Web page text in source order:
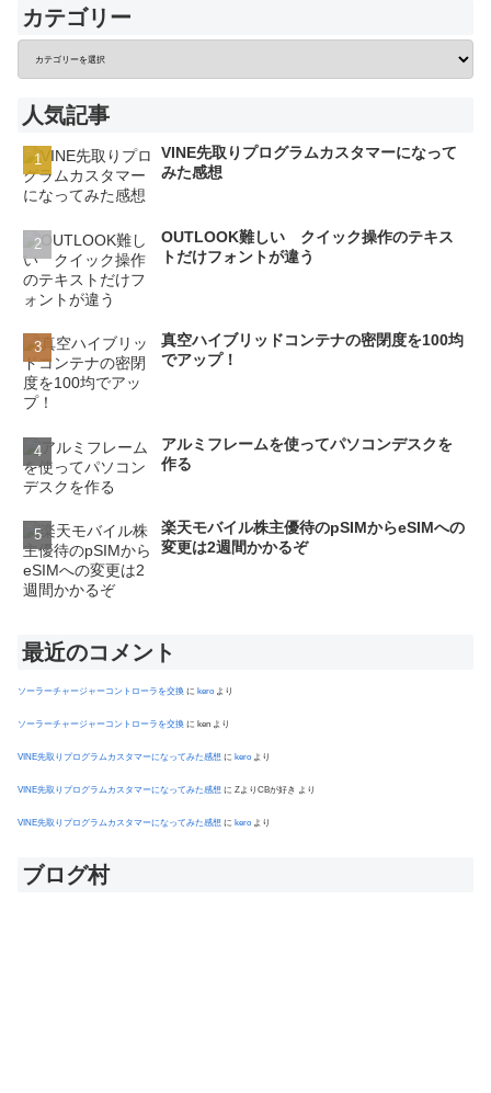
カテゴリー
人気記事
VINE先取りプログラムカスタマーになって
みた感想
OUTLOOK難しい クイック操作のテキス
トだけフォントが違う
真空ハイブリッドコンテナの密閉度を100均
でアップ！
アルミフレームを使ってパソコンデスクを
作る
楽天モバイル株主優待のpSIMからeSIMへの
変更は2週間かかるぞ
最近のコメント
ソーラーチャージャーコントローラを交換 に kero より
ソーラーチャージャーコントローラを交換 に ken より
VINE先取りプログラムカスタマーになってみた感想 に kero より
VINE先取りプログラムカスタマーになってみた感想 に ZよりCBが好き より
VINE先取りプログラムカスタマーになってみた感想 に kero より
ブログ村